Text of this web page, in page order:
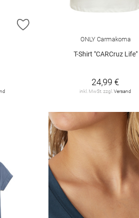
ZUR WUNSCHLISTE HINZUFÜGEN
ONLY Carmakoma
T-Shirt "CARCruz Life"
24,99 €
inkl. MwSt. zzgl.Versand